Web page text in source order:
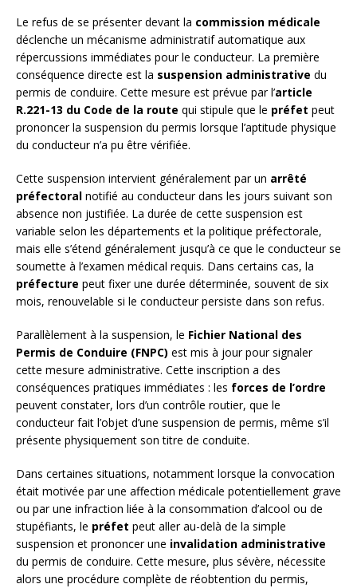
Le refus de se présenter devant la commission médicale
déclenche un mécanisme administratif automatique aux
répercussions immédiates pour le conducteur. La première
conséquence directe est la suspension administrative du
permis de conduire. Cette mesure est prévue par l’article
R.221-13 du Code de la route qui stipule que le préfet peut
prononcer la suspension du permis lorsque l’aptitude physique
du conducteur n’a pu être vérifiée.
Cette suspension intervient généralement par un arrêté
préfectoral notifié au conducteur dans les jours suivant son
absence non justifiée. La durée de cette suspension est
variable selon les départements et la politique préfectorale,
mais elle s’étend généralement jusqu’à ce que le conducteur se
soumette à l’examen médical requis. Dans certains cas, la
préfecture peut fixer une durée déterminée, souvent de six
mois, renouvelable si le conducteur persiste dans son refus.
Parallèlement à la suspension, le Fichier National des
Permis de Conduire (FNPC) est mis à jour pour signaler
cette mesure administrative. Cette inscription a des
conséquences pratiques immédiates : les forces de l’ordre
peuvent constater, lors d’un contrôle routier, que le
conducteur fait l’objet d’une suspension de permis, même s’il
présente physiquement son titre de conduite.
Dans certaines situations, notamment lorsque la convocation
était motivée par une affection médicale potentiellement grave
ou par une infraction liée à la consommation d’alcool ou de
stupéfiants, le préfet peut aller au-delà de la simple
suspension et prononcer une invalidation administrative
du permis de conduire. Cette mesure, plus sévère, nécessite
alors une procédure complète de réobtention du permis,